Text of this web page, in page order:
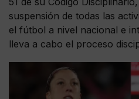
suspensión de todas las
el fútbol a nivel nacional e
lleva a cabo el proceso